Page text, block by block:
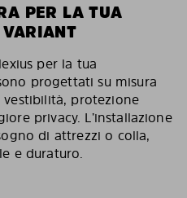
PER LA TUA
VARIANT
per la tua
progettati su misura
protezione
privacy. L’installazione
di attrezzi o colla,
e duraturo.